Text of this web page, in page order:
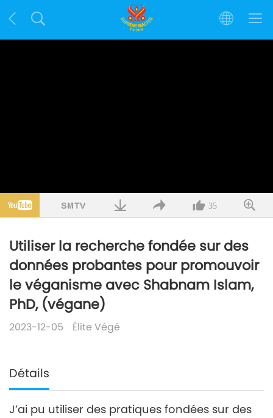
35
Utiliser la recherche fondée sur des
données probantes pour promouvoir
le véganisme avec Shabnam Islam,
PhD, (végane)
2023-12-05 Élite Végé
Détails
J’ai pu utiliser des pratiques fondées sur des